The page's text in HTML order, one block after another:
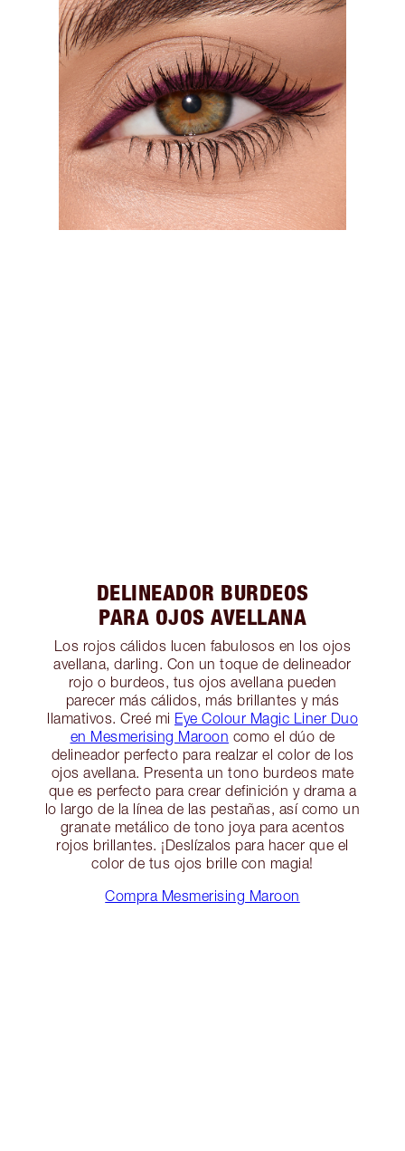
DELINEADOR BURDEOS
PARA OJOS AVELLANA
Los rojos cálidos lucen fabulosos en los ojos
avellana, darling. Con un toque de delineador
rojo o burdeos, tus ojos avellana pueden
parecer más cálidos, más brillantes y más
llamativos. Creé mi Eye Colour Magic Liner Duo
en Mesmerising Maroon como el dúo de
delineador perfecto para realzar el color de los
ojos avellana. Presenta un tono burdeos mate
que es perfecto para crear definición y drama a
lo largo de la línea de las pestañas, así como un
granate metálico de tono joya para acentos
rojos brillantes. ¡Deslízalos para hacer que el
color de tus ojos brille con magia!
Compra Mesmerising Maroon